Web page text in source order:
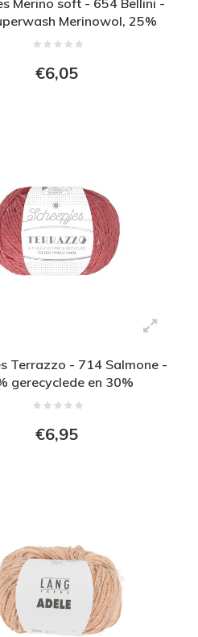
Merino soft - 654 Bellini -
Merinowol, 25%
en 25% acryl - Paars
€6,05
Terrazzo - 714 Salmone -
gerecyclede en 30%
viscose - Roze
€6,95